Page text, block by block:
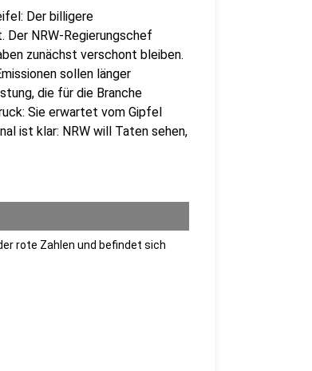
Der billigere
NRW-Regierungschef
zunächst verschont bleiben.
sollen länger
die für die Branche
Sie erwartet vom Gipfel
ist klar: NRW will Taten sehen,
rote Zahlen und befindet sich